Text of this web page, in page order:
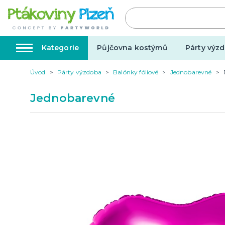
Kategorie Půjčovna kostýmů Párty
Svatby
Úvod Párty výzdoba Balónky fóliové Jednobarevné
Jednobarevné